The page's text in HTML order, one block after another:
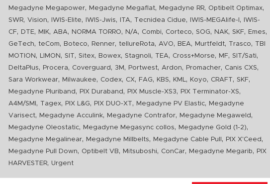
Megadyne Megapower, Megadyne Megaflat, Megadyne RR, Optibelt Optimax,
SWR,Vision, IWIS-Elite, IWIS-Jwis, ITA, Tecnidea Cidue, IWIS-MEGAlife-I ,
IWIS-
CF, DTE, MIK, ABA, NORMA TORRO, N/A, Combi, Corteco,SOG, NAK,SKF, Emes,
GeTech, teCom, Boteco, Renner, tellureRota, AVO, BEA, Murtfeldt, Trasco, TBI
MOTION , LIMON ,SIT,Sitex, Bowex,Stagnoli, TEA, Cross+Morse, MF,SIT/Sati,
DeltaPlus, Procera, Coverguard , 3M , Portwest, Ardon, Promacher, Canis CXS,
Sara Workwear, Milwaukee, Codex, CX, FAG, KBS, KML, Koyo, CRAFT,SKF,
Megadyne Pluriband , PIX Duraband , PIX Muscle-XS3, PIX Terminator-XS,
A4M/SMI , Tagex, PIX L&G, PIX DUO-XT, Megadyne PV Elastic,
Megadyne
Varisect, Megadyne Acculink, Megadyne Contrafor, Megadyne Megaweld ,
Megadyne Oleostatic, Megadyne Megasync collos, Megadyne Gold (1-2),
Megadyne Megalinear, Megadyne Millbelts, Megadyne Cable Pull , PIX X'Ceed ,
Megadyne Pull Down, Optibelt VB, Mitsuboshi, ConCar, Megadyne Megarib,
PIX
HARVESTER, Urgent